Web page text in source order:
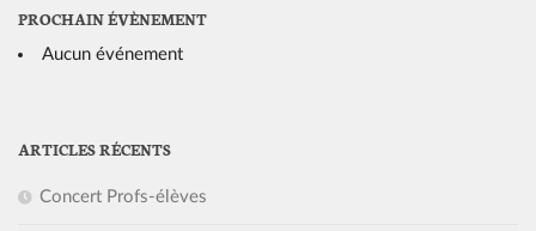
PROCHAIN ÉVÈNEMENT
Aucun événement
ARTICLES RÉCENTS
Concert Profs-élèves